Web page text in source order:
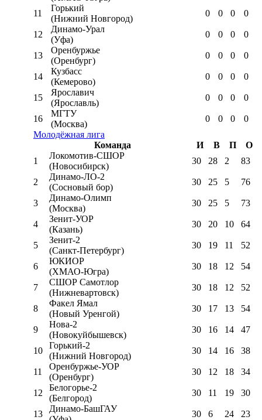
11
Горький
(Нижний Новгород)
0 0 0 0
12
Динамо-Урал
(Уфа)
0 0 0 0
13
Оренбуржье
(Оренбург)
0 0 0 0
14
Кузбасс
(Кемерово)
0 0 0 0
15
Ярославич
(Ярославль)
0 0 0 0
16
МГТУ
(Москва)
0 0 0
0
Молодёжная лига
Команда
И В П
О
1
Локомотив-CШОР
(Новосибирск)
30 28 2 83
2
Динамо-ЛО-2
(Сосновый бор)
30 25 5 76
3
Динамо-Олимп
(Москва)
30 25 5 73
4
Зенит-УОР
(Казань)
30 20 10 64
5
Зенит-2
(Санкт-Петербург)
30 19 11 52
6
ЮКИОР
(ХМАО-Югра)
30 18 12 54
7
СШОР Самотлор
(Нижневартовск)
30 18 12 52
8
Факел Ямал
(Новый Уренгой)
30 17 13 54
9
Нова-2
(Новокуйбышевск)
30 16 14 47
10
Горький-2
(Нижний Новгород)
30 14 16 38
11
Оренбуржье-УОР
(Оренбург)
30 12 18 34
12
Белогорье-2
(Белгород)
30 11 19 30
13
Динамо-БашГАУ
30 6 24 23